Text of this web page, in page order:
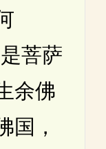
菩萨
余佛
国，